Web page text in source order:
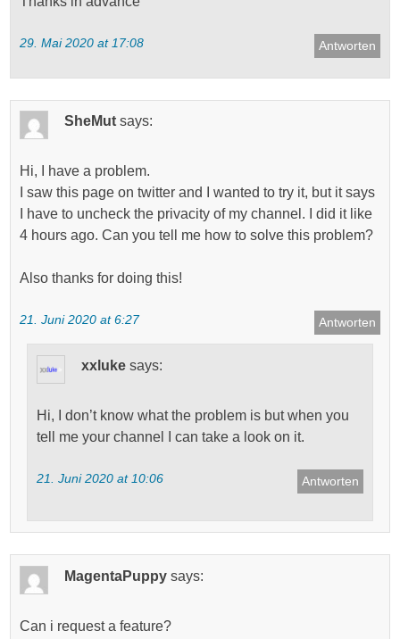
Antworten
29. Mai 2020 at 17:08
SheMut says:
Hi, I have a problem.
I saw this page on twitter and I wanted to try it, but it says
I have to uncheck the privacity of my channel. I did it like
4 hours ago. Can you tell me how to solve this problem?
Also thanks for doing this!
Antworten
21. Juni 2020 at 6:27
xxluke says:
Hi, I don’t know what the problem is but when you
tell me your channel I can take a look on it.
Antworten
21. Juni 2020 at 10:06
MagentaPuppy says:
Can i request a feature?